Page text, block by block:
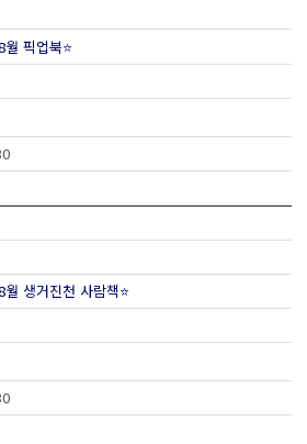
월 픽업북⭐
월 생거진천 사람책⭐